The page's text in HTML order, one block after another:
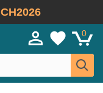
CH2026
0